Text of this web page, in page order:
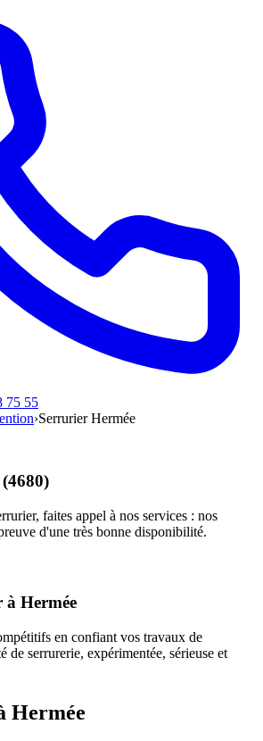
75 55
›Serrurier Hermée
faites appel à nos services : nos
d'une très bonne disponibilité.
à Hermée
en confiant vos travaux de
de serrurerie, expérimentée, sérieuse et
Hermée